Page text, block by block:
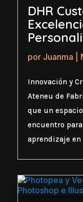
DHR
por Juanma
Innovación y
Ateneu de
que un
encuentro
aprendizaje en